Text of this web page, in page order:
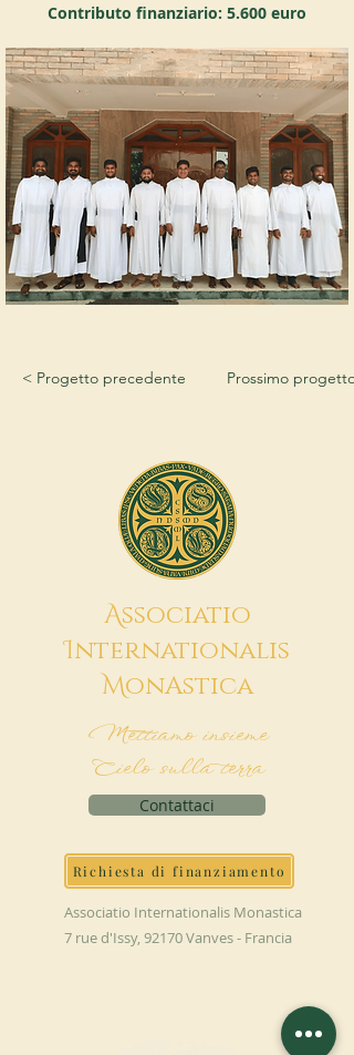
Contributo finanziario: 5.600 euro
< Progetto precedente Prossimo progetto
Associatio
Internationalis
MonAstica
Mettiamo insieme
Cielo sulla terra
Contattaci
Richiesta di finanziamento
Associatio Internationalis Monastica
7 rue d'Issy, 92170 Vanves - Francia